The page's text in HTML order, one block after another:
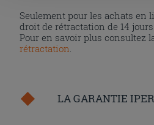
Seulement pour les achats en
droit de rétractation de 14
Pour en savoir plus consultez
rétractation
LA GARANTIE